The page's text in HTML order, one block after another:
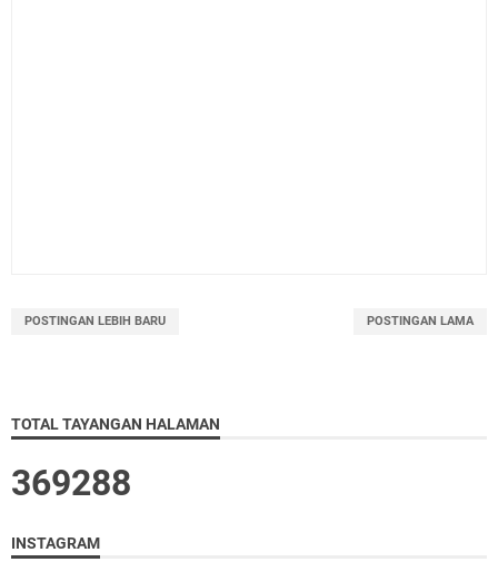
POSTINGAN LEBIH BARU POSTINGAN LAMA
TOTAL TAYANGAN HALAMAN
369288
INSTAGRAM